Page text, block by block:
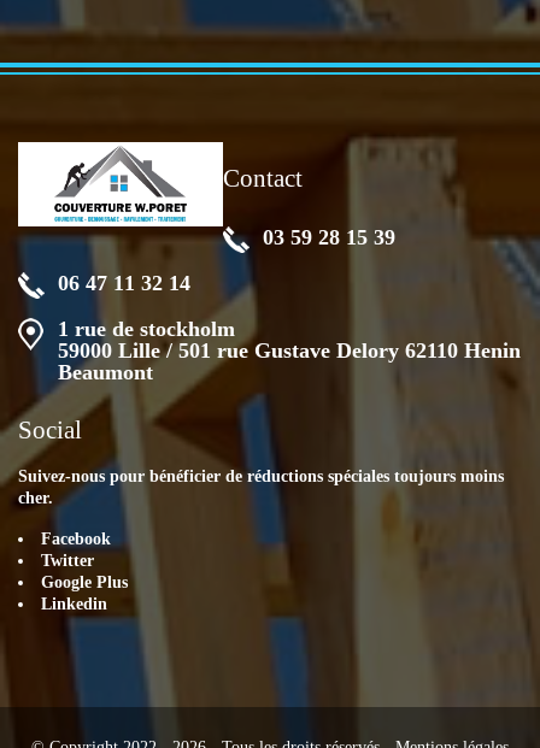
Contact
03 59 28 15 39
06 47 11 32 14
1 rue de stockholm
59000 Lille / 501 rue Gustave Delory 62110 Henin
Beaumont
Social
Suivez-nous pour bénéficier de réductions spéciales toujours moins
cher.
Facebook
Twitter
Google Plus
Linkedin